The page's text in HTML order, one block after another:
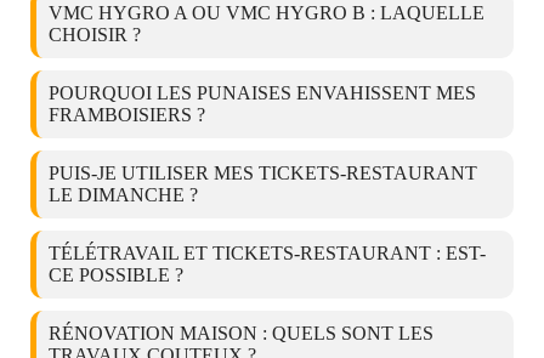
VMC HYGRO A OU VMC HYGRO B : LAQUELLE
CHOISIR ?
POURQUOI LES PUNAISES ENVAHISSENT MES
FRAMBOISIERS ?
PUIS-JE UTILISER MES TICKETS-RESTAURANT
LE DIMANCHE ?
TÉLÉTRAVAIL ET TICKETS-RESTAURANT : EST-
CE POSSIBLE ?
RÉNOVATION MAISON : QUELS SONT LES